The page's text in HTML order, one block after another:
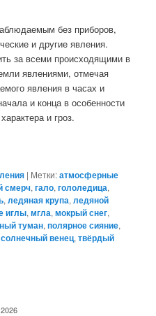
без приборов,
и другие явления.
за всеми происходящими в
явлениями, отмечая
явления в часах и
и конца в особенности
и гроз.
| Метки:атмосферные
смерч,гало,гололедица,
,ледяная крупа,ледяной
иглы,мгла,мокрый снег,
туман,полярное сияние,
солнечный венец,твёрдый